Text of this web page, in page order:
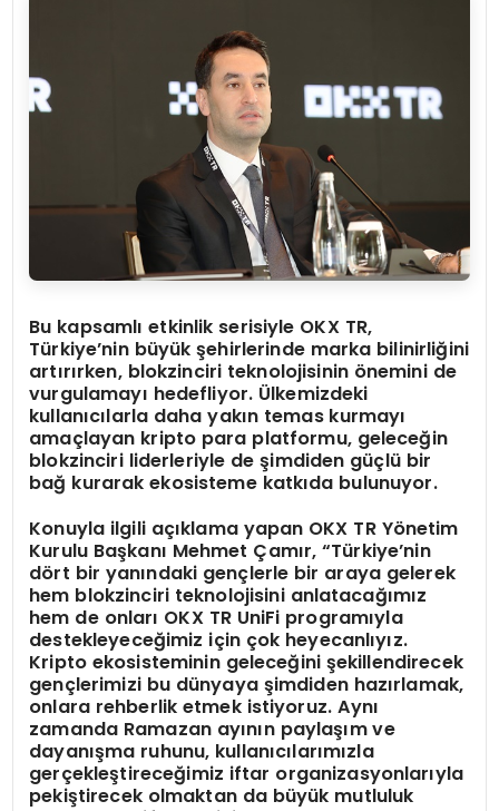
Bu kapsamlı etkinlik serisiyle OKX TR,
Türkiye’nin büyük şehirlerinde marka bilinirliğini
artırırken, blokzinciri teknolojisinin önemini de
vurgulamayı hedefliyor. Ülkemizdeki
kullanıcılarla daha yakın temas kurmayı
amaçlayan kripto para platformu, geleceğin
blokzinciri liderleriyle de şimdiden güçlü bir
bağ kurarak ekosisteme katkıda bulunuyor.
Konuyla ilgili açıklama yapan OKX TR Yönetim
Kurulu Başkanı Mehmet Çamır, “Türkiye’nin
dört bir yanındaki gençlerle bir araya gelerek
hem blokzinciri teknolojisini anlatacağımız
hem de onları OKX TR UniFi programıyla
destekleyeceğimiz için çok heyecanlıyız.
Kripto ekosisteminin geleceğini şekillendirecek
gençlerimizi bu dünyaya şimdiden hazırlamak,
onlara rehberlik etmek istiyoruz. Aynı
zamanda Ramazan ayının paylaşım ve
dayanışma ruhunu, kullanıcılarımızla
gerçekleştireceğimiz iftar organizasyonlarıyla
pekiştirecek olmaktan da büyük mutluluk